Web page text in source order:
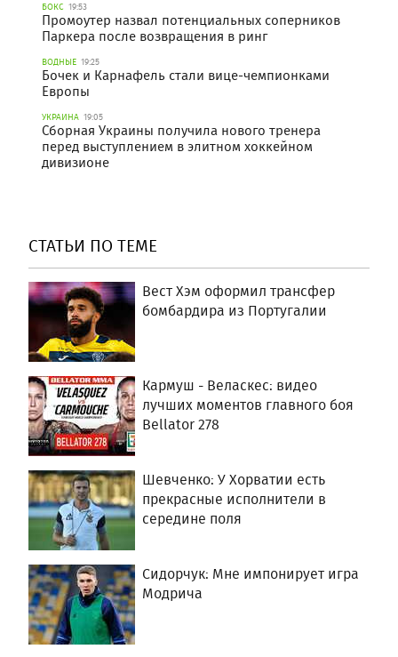
БОКС 19:53
Промоутер назвал потенциальных соперников
Паркера после возвращения в ринг
ВОДНЫЕ 19:25
Бочек и Карнафель стали вице-чемпионками
Европы
УКРАИНА 19:05
Сборная Украины получила нового тренера
перед выступлением в элитном хоккейном
дивизионе
СТАТЬИ ПО ТЕМЕ
Вест Хэм оформил трансфер
бомбардира из Португалии
Кармуш - Веласкес: видео
лучших моментов главного боя
Bellator 278
Шевченко: У Хорватии есть
прекрасные исполнители в
середине поля
Сидорчук: Мне импонирует игра
Модрича